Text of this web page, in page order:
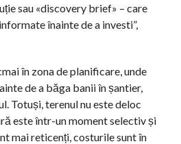
sau «discovery brief» – care
înainte de a investi”,
în zona de planificare, unde
de a băga banii în șantier,
Totuși, terenul nu este deloc
este într-un moment selectiv și
mai reticenți, costurile sunt în